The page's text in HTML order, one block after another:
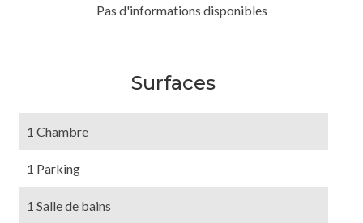
Pas d'informations disponibles
Surfaces
1 Chambre
1 Parking
1 Salle de bains